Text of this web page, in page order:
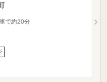
で約20分